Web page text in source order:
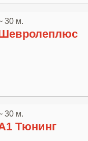
30 м.
30 м.
Тюнинг